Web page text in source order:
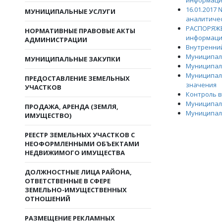
МУНИЦИПАЛЬНЫЕ УСЛУГИ
НОРМАТИВНЫЕ ПРАВОВЫЕ АКТЫ
АДМИНИСТРАЦИИ
МУНИЦИПАЛЬНЫЕ ЗАКУПКИ
ПРЕДОСТАВЛЕНИЕ ЗЕМЕЛЬНЫХ
УЧАСТКОВ
ПРОДАЖА, АРЕНДА (ЗЕМЛЯ,
ИМУЩЕСТВО)
РЕЕСТР ЗЕМЕЛЬНЫХ УЧАСТКОВ С
НЕОФОРМЛЕННЫМИ ОБЪЕКТАМИ
НЕДВИЖИМОГО ИМУЩЕСТВА
ДОЛЖНОСТНЫЕ ЛИЦА РАЙОНА,
ОТВЕТСТВЕННЫЕ В СФЕРЕ
ЗЕМЕЛЬНО-ИМУЩЕСТВЕННЫХ
ОТНОШЕНИЙ
РАЗМЕЩЕНИЕ РЕКЛАМНЫХ
значения
Контроль